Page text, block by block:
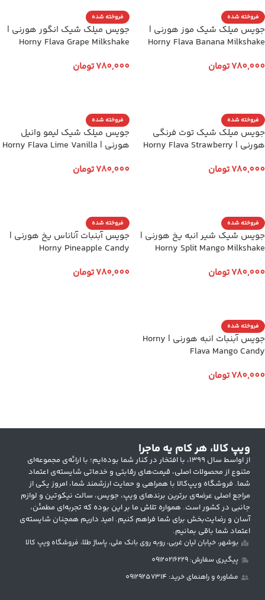
فروخته شده
جویس میلک شیک موز هورنی |
Horny Flava Banana Milkshake
780,000تومان
فروخته شده
جویس میلک شیک انگور هورنی |
Horny Flava Grape Milkshake
780,000تومان
فروخته شده
جویس میلک شیک توت فرنگی
هورنی | Horny Flava Strawberry
780,000تومان
فروخته شده
جویس میلک شیک لیمو وانیل
هورنی | Horny Flava Lime Vanilla
780,000تومان
فروخته شده
جویس شیک شیر انبه یخ هورنی |
Horny Split Mango Milkshake
780,000تومان
فروخته شده
جویس آبنبات آناناس یخ هورنی |
Horny Pineapple Candy
780,000تومان
فروخته شده
جویس آبنبات انبه هورنی | Horny
Flava Mango Candy
780,000تومان
ویپ کالا، هر کام یه ماجرا
از اواسط سال ۱۳۹۹، با افتخار در کنار شما بوده‌ایم؛ با ارائه‌ی مجموعه‌ای
متنوع از محصولات اصلی، قیمت‌های رقابتی و خدماتی شایسته‌ی اعتماد
شما. فروشگاه ویپ‌کالا با همراهی و حمایت ارزشمند شما، امروز یکی از
مراجع اصلی عرضه‌ی برترین برندهای ویپ، جویس، سالت نیکوتین و لوازم
جانبی در کشور است. همواره تلاش ما بر این بوده که تجربه‌ای مطمئن،
آسان و رضایت‌بخش برای شما فراهم کنیم. امید داریم همچنان شایسته‌ی
اعتماد شما باقی بمانیم.
بوشهر، خیابان لیان غربی، روبه روی بانک ملی، پاساژ طلا، فروشگاه ویپ کالا
پیگیری سفارش: 09120216229
مشاوره و راهنمای خرید: 09129257314